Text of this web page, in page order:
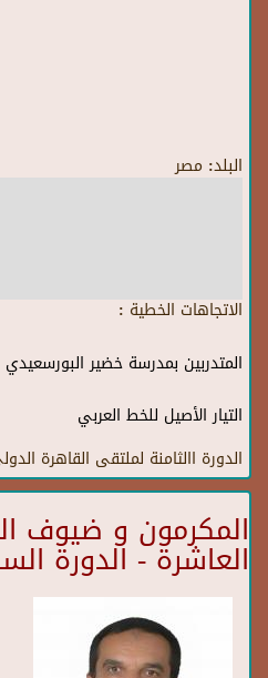
البلد: مصر
الاتجاهات الخطية :
المتدربين بمدرسة خضير
التيار الأصيل للخط العربي
الدورة االثامنة لملتقى القاهرة
المكرمون و ضيوف
العاشرة - الدورة